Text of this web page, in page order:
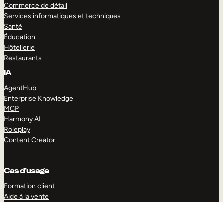
Commerce de détail
Services informatiques et techniques
Santé
Éducation
Hôtellerie
Restaurants
IA
AgentHub
Enterprise Knowledge
MCP
Harmony AI
Roleplay
Content Creator
Cas d’usage
Formation client
Aide à la vente